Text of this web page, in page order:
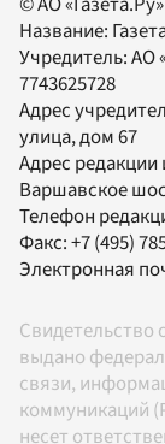
Название:
Учредитель:АО
7743625728
Адрес
улица, дом 67
Адрес редакции
Варшавское
Телефон
Факс:+7 (495)
Электронная
выдано
связи,
коммуникаций
несет